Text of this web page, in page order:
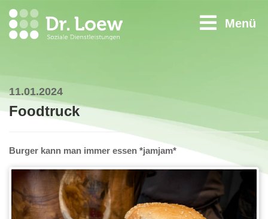
Menü
11.01.2024
Foodtruck
Burger kann man immer essen *jamjam*